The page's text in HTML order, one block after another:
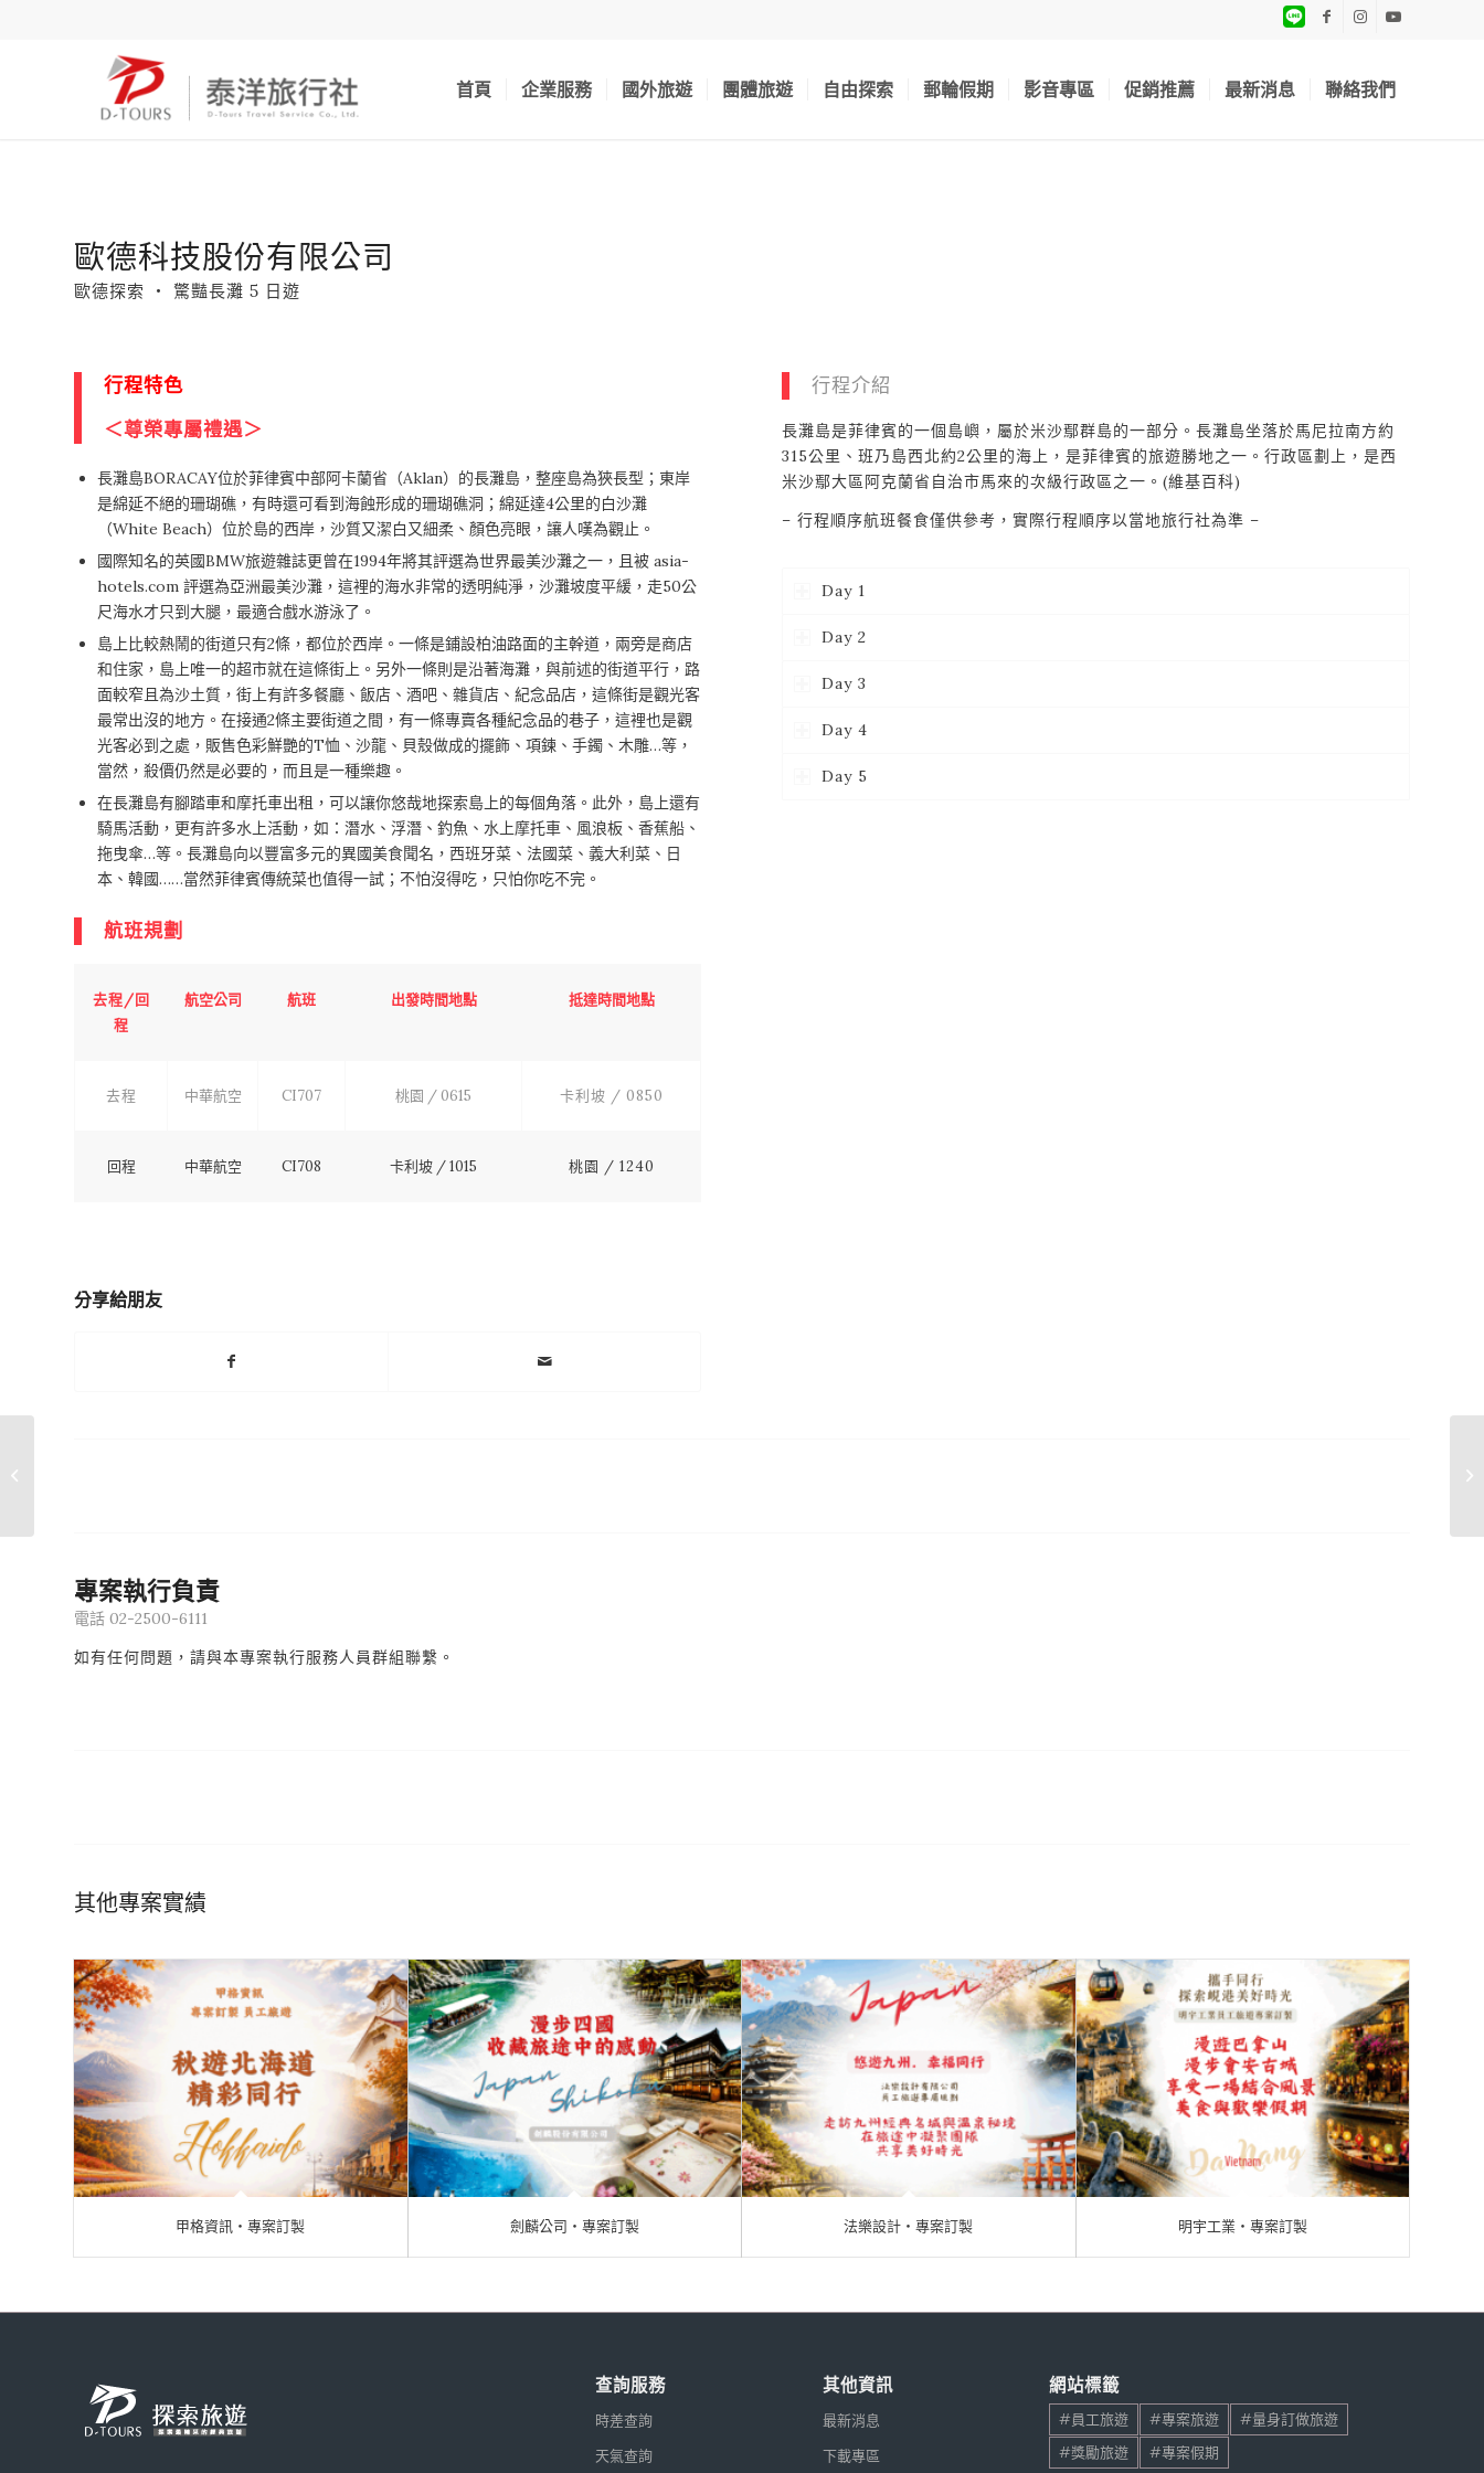
首頁 企業服務 國外旅遊 團體旅遊 自由探索 郵輪假期 影音專區 促銷推薦 最新消息 聯絡我們
歐德科技股份有限公司
歐德探索 ‧ 驚豔長灘 5 日遊
行程特色
＜尊榮專屬禮遇＞
長灘島BORACAY位於菲律賓中部阿卡蘭省（Aklan）的長灘島，整座島為狹長型；東岸
是綿延不絕的珊瑚礁，有時還可看到海蝕形成的珊瑚礁洞；綿延達4公里的白沙灘
（White Beach）位於島的西岸，沙質又潔白又細柔、顏色亮眼，讓人嘆為觀止。
國際知名的英國BMW旅遊雜誌更曾在1994年將其評選為世界最美沙灘之一，且被 asia-
hotels.com 評選為亞洲最美沙灘，這裡的海水非常的透明純淨，沙灘坡度平緩，走50公
尺海水才只到大腿，最適合戲水游泳了。
島上比較熱鬧的街道只有2條，都位於西岸。一條是鋪設柏油路面的主幹道，兩旁是商店
和住家，島上唯一的超市就在這條街上。另外一條則是沿著海灘，與前述的街道平行，路
面較窄且為沙土質，街上有許多餐廳、飯店、酒吧、雜貨店、紀念品店，這條街是觀光客
最常出沒的地方。在接通2條主要街道之間，有一條專賣各種紀念品的巷子，這裡也是觀
光客必到之處，販售色彩鮮艷的T恤、沙龍、貝殼做成的擺飾、項鍊、手鐲、木雕…等，
當然，殺價仍然是必要的，而且是一種樂趣。
在長灘島有腳踏車和摩托車出租，可以讓你悠哉地探索島上的每個角落。此外，島上還有
騎馬活動，更有許多水上活動，如：潛水、浮潛、釣魚、水上摩托車、風浪板、香蕉船、
拖曳傘…等。長灘島向以豐富多元的異國美食聞名，西班牙菜、法國菜、義大利菜、日
本、韓國……當然菲律賓傳統菜也值得一試；不怕沒得吃，只怕你吃不完。
航班規劃
去程/回
程
航空公司 航班 出發時間地點 抵達時間地點
去程 中華航空 CI707 桃園 / 0615 卡利坡 / 0850
回程 中華航空 CI708 卡利坡 / 1015 桃園 / 1240
分享給朋友
行程介紹
長灘島是菲律賓的一個島嶼，屬於米沙鄢群島的一部分。長灘島坐落於馬尼拉南方約
315公里、班乃島西北約2公里的海上，是菲律賓的旅遊勝地之一。行政區劃上，是西
米沙鄢大區阿克蘭省自治市馬來的次級行政區之一。(維基百科)
– 行程順序航班餐食僅供參考，實際行程順序以當地旅行社為準 –
Day 1
Day 2
Day 3
Day 4
Day 5
專案執行負責
電話 02-2500-6111
如有任何問題，請與本專案執行服務人員群組聯繫。
其他專案實績
甲格資訊‧專案訂製 劍麟公司‧專案訂製 法樂設計‧專案訂製 明宇工業‧專案訂製
查詢服務
時差查詢
天氣查詢
其他資訊
最新消息
下載專區
網站標籤
#員工旅遊
#專案旅遊
#量身訂做旅遊
#獎勵旅遊
#專案假期